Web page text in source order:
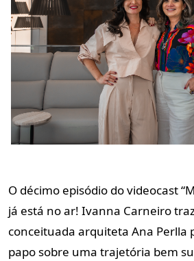
O décimo episódio do videocast
já está no ar! Ivanna Carneiro
conceituada arquiteta Ana Perlla
papo sobre uma trajetória bem